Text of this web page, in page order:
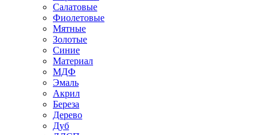
Салатовые
Фиолетовые
Мятные
Золотые
Синие
Материал
МДФ
Эмаль
Акрил
Береза
Дерево
Дуб